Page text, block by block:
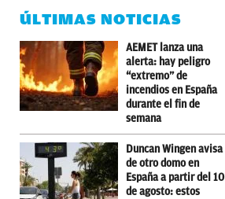
ÚLTIMAS NOTICIAS
AEMET lanza una
alerta: hay peligro
“extremo” de
incendios en España
durante el fin de
semana
Duncan Wingen avisa
de otro domo en
España a partir del 10
de agosto: estos